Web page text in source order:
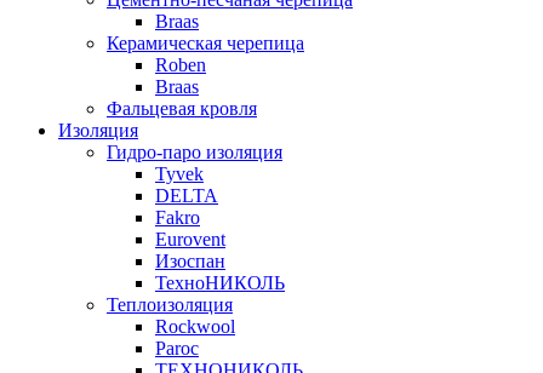
Braas
Керамическая черепица
Roben
Braas
Фальцевая кровля
Изоляция
Гидро-паро изоляция
Tyvek
DELTA
Fakro
Eurovent
Изоспан
ТехноНИКОЛЬ
Теплоизоляция
Rockwool
Paroc